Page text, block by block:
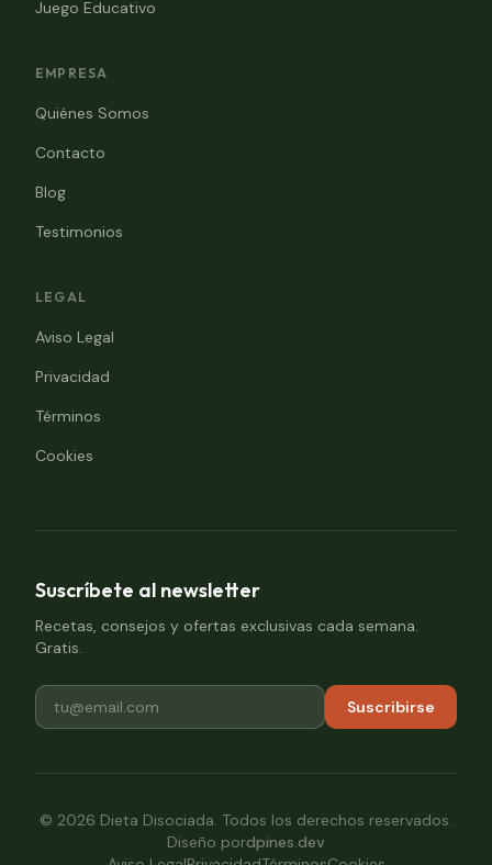
Juego Educativo
EMPRESA
Quiénes Somos
Contacto
Blog
Testimonios
LEGAL
Aviso Legal
Privacidad
Términos
Cookies
Suscríbete al newsletter
Recetas, consejos y ofertas exclusivas cada semana.
Gratis.
Suscribirse
© 2026 Dieta Disociada. Todos los derechos reservados.
Diseño pordpines.dev